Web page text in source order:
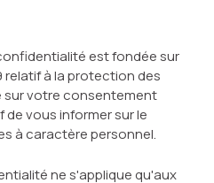
est fondée sur
relatif à la protection des
sur votre consentement
de vous informer sur le
à caractère personnel.
ne s'applique qu'aux